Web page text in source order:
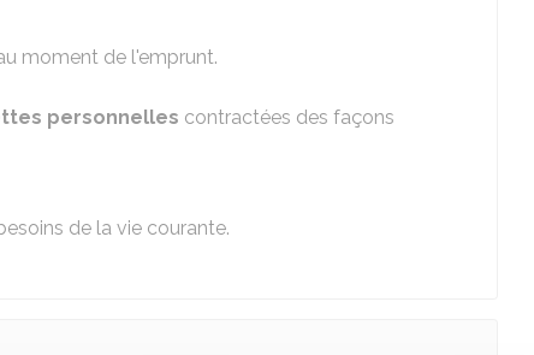
moment de l'emprunt.
personnelles contractées des façons
de la vie courante.